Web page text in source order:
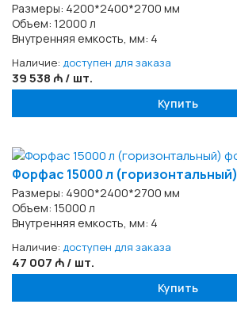
Размеры: 4200*2400*2700 мм
Объем: 12000 л
Внутренняя емкость, мм: 4
Наличие: доступен для заказа
39 538 ₼ / шт.
Купить
Форфас 15000 л (горизонтальный)
Размеры: 4900*2400*2700 мм
Объем: 15000 л
Внутренняя емкость, мм: 4
Наличие: доступен для заказа
47 007 ₼ / шт.
Купить